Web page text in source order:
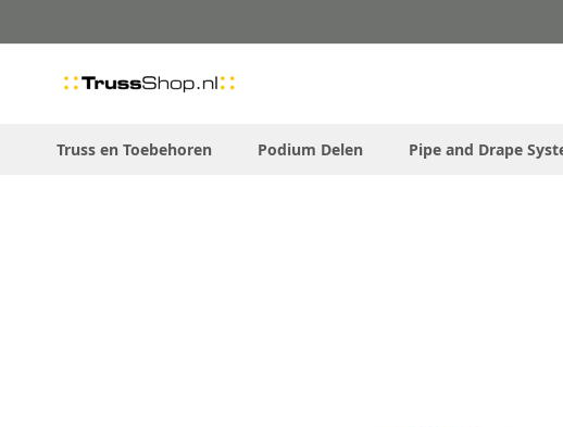
to
Truss en Toebehoren
Podium Delen Pipe and Drape